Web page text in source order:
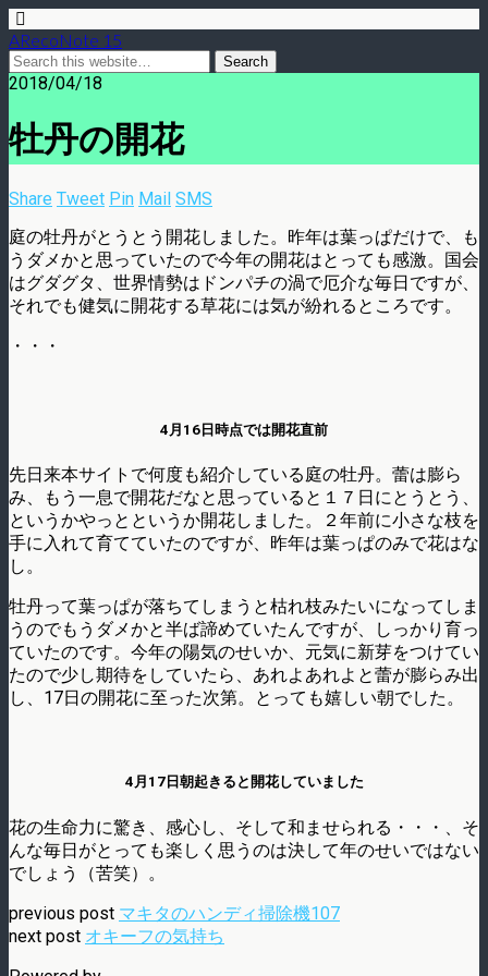
ARecoNote 15
2018/04/18
牡丹の開花
Share Tweet Pin Mail SMS
庭の牡丹がとうとう開花しました。昨年は葉っぱだけで、も
うダメかと思っていたので今年の開花はとっても感激。国会
はグダグタ、世界情勢はドンパチの渦で厄介な毎日ですが、
それでも健気に開花する草花には気が紛れるところです。
・・・
4月16日時点では開花直前
先日来本サイトで何度も紹介している庭の牡丹。蕾は膨ら
み、もう一息で開花だなと思っていると１７日にとうとう、
というかやっとというか開花しました。２年前に小さな枝を
手に入れて育てていたのですが、昨年は葉っぱのみで花はな
し。
牡丹って葉っぱが落ちてしまうと枯れ枝みたいになってしま
うのでもうダメかと半ば諦めていたんですが、しっかり育っ
ていたのです。今年の陽気のせいか、元気に新芽をつけてい
たので少し期待をしていたら、あれよあれよと蕾が膨らみ出
し、17日の開花に至った次第。とっても嬉しい朝でした。
4月17日朝起きると開花していました
花の生命力に驚き、感心し、そして和ませられる・・・、そ
んな毎日がとっても楽しく思うのは決して年のせいではない
でしょう（苦笑）。
previous post マキタのハンディ掃除機107
next post オキーフの気持ち